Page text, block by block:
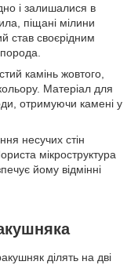
і залишалися в
піщані мілини
став своєрідним
камінь жовтого,
Матеріал для
отримуючи камені у
несучих стін
мікроструктура
йому відмінні
ділять на дві